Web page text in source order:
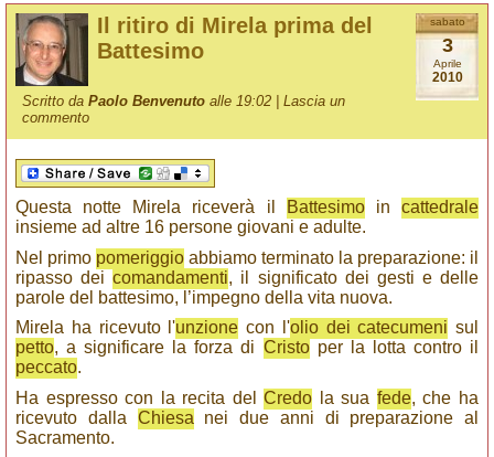
sabato
3
Aprile
2010
Il ritiro di Mirela prima del
Battesimo
Scritto daPaolo Benvenuto alle 19:02 |Lascia un
commento
Questa notte Mirela riceverà il Battesimoincattedrale
insieme ad altre 16 persone giovani e adulte.
Nel primo pomeriggio abbiamo terminato la preparazione: il
ripasso deicomandamenti, il significato dei gesti e delle
parole del battesimo, l’impegno della vita nuova.
Mirela ha ricevuto l'unzione con l'olio dei catecumeni sul
petto, a significare la forza di Cristoper la lotta contro il
peccato.
Ha espresso con la recita delCredo la sua fede, che ha
ricevuto dalla Chiesa nei due anni di preparazione al
Sacramento.